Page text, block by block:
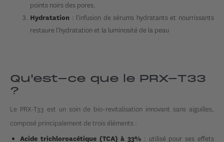
points noirs des pores.
Hydratation : l'infusion de sérums hydratants et nourrissants
restaure l'hydratation et la luminosité de la peau
Qu'est-ce que le PRX-T33
?
Le PRX-T33 est un soin de bio-revitalisation innovant sans aiguilles,
composé principalement de trois éléments :
Acide trichloroacétique (TCA) à 33% : utilisé pour ses effets